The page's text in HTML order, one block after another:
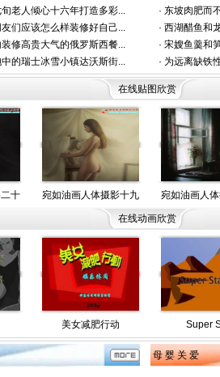
老人倾心十六年打造多彩...
们应该怎么样装修好自己...
修高贵大气的俄罗斯西餐...
的瑞士冰雪小镇达沃斯街...
· 东坡肉肥而
· 西湖醋鱼和
· 宋嫂鱼羹和
· 为远离缺铁
在线贴图欣赏
十 宛如油画人体摄影十九 宛如油画人
在线动画欣赏
美女减肥行动 Super
母 婴 关 爱